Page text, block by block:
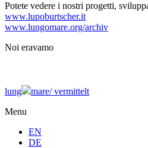
Potete vedere i nostri progetti,
www.lupoburtscher.it
www.lungomare.org/archiv
Noi eravamo
lung mare/vermittelt
Menu
EN
DE